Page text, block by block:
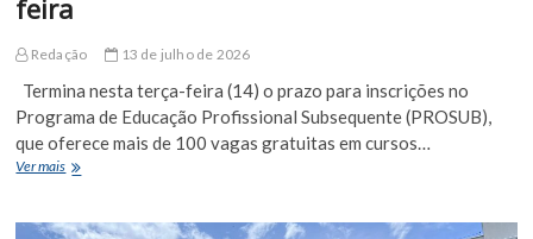
feira
Redação 13 de julho de 2026
Termina nesta terça-feira (14) o prazo para inscrições no
Programa de Educação Profissional Subsequente (PROSUB),
que oferece mais de 100 vagas gratuitas em cursos…
Ver maisPeríodo
para